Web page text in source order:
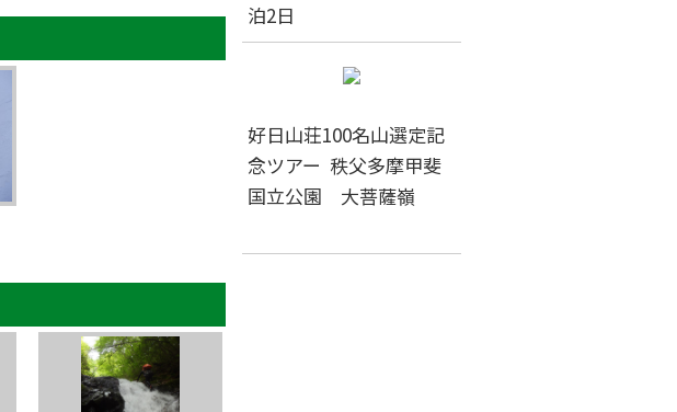
泊2日
好日山荘100名山選定記
念ツアー 秩父多摩甲斐
国立公園 大菩薩嶺